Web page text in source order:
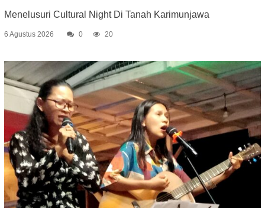
Menelusuri Cultural Night Di Tanah Karimunjawa
6 Agustus 2026 0 20